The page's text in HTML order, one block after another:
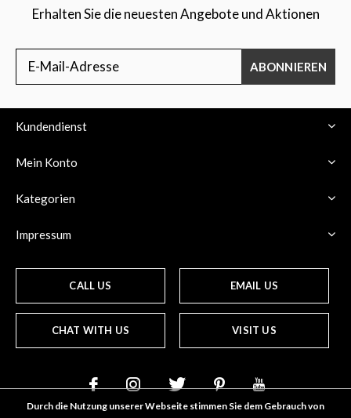
Erhalten Sie die neuesten Angebote und Aktionen
ABONNIEREN
Kundendienst
Mein Konto
Kategorien
Impressum
CALL US EMAIL US
CHAT WITH US VISIT US
Durch die Nutzung unserer Webseite stimmen Sie dem Gebrauch von